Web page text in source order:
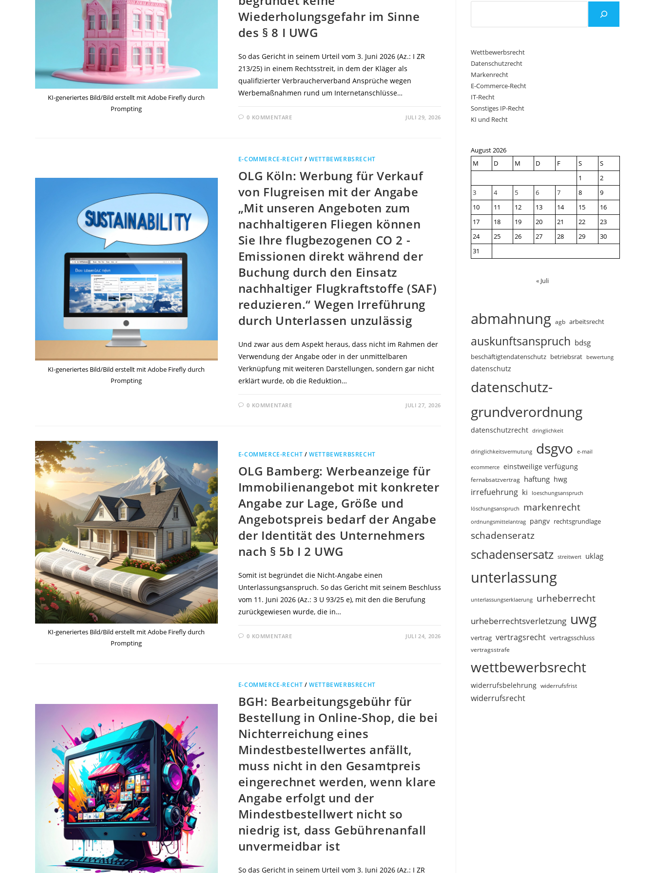
KI-generiertes Bild/Bild erstellt mit Adobe Firefly durch
Prompting
Wiederholungsgefahr im Sinne
des § 8 I UWG
So das Gericht in seinem Urteil vom 3. Juni 2026 (Az.: I ZR
213/25) in einem Rechtsstreit, in dem der Kläger als
qualifizierter Verbraucherverband Ansprüche wegen
Werbemaßnahmen rund um Internetanschlüsse…
0 KOMMENTARE JULI 29, 2026
KI-generiertes Bild/Bild erstellt mit Adobe Firefly durch
Prompting
E-COMMERCE-RECHT /WETTBEWERBSRECHT
OLG Köln: Werbung für Verkauf
von Flugreisen mit der Angabe
„Mit unseren Angeboten zum
nachhaltigeren Fliegen können
Sie Ihre flugbezogenen CO 2 -
Emissionen direkt während der
Buchung durch den Einsatz
nachhaltiger Flugkraftstoffe (SAF)
reduzieren.“ Wegen Irreführung
durch Unterlassen unzulässig
Und zwar aus dem Aspekt heraus, dass nicht im Rahmen der
Verwendung der Angabe oder in der unmittelbaren
Verknüpfung mit weiteren Darstellungen, sondern gar nicht
erklärt wurde, ob die Reduktion…
0 KOMMENTARE JULI 27, 2026
KI-generiertes Bild/Bild erstellt mit Adobe Firefly durch
Prompting
E-COMMERCE-RECHT /WETTBEWERBSRECHT
OLG Bamberg: Werbeanzeige für
Immobilienangebot mit konkreter
Angabe zur Lage, Größe und
Angebotspreis bedarf der Angabe
der Identität des Unternehmers
nach § 5b I 2 UWG
Somit ist begründet die Nicht-Angabe einen
Unterlassungsanspruch. So das Gericht mit seinem Beschluss
vom 11. Juni 2026 (Az.: 3 U 93/25 e), mit den die Berufung
zurückgewiesen wurde, die in…
0 KOMMENTARE JULI 24, 2026
E-COMMERCE-RECHT /WETTBEWERBSRECHT
BGH: Bearbeitungsgebühr für
Bestellung in Online-Shop, die bei
Nichterreichung eines
Mindestbestellwertes anfällt,
muss nicht in den Gesamtpreis
eingerechnet werden, wenn klare
Angabe erfolgt und der
Mindestbestellwert nicht so
niedrig ist, dass Gebührenanfall
unvermeidbar ist
So das Gericht in seinem Urteil vom 3. Juni 2026 (Az.: I ZR
Wettbewerbsrecht
Datenschutzrecht
Markenrecht
E-Commerce-Recht
IT-Recht
Sonstiges IP-Recht
KI und Recht
August 2026
M
D M D F S
S
1
2
3
4 5 6 7 8
9
10
11 12 13 14 15
16
17
18 19 20 21 22
23
24
25 26 27 28 29
30
31
« Juli
abmahnung agb arbeitsrecht
auskunftsanspruch bdsg
beschäftigtendatenschutz betriebsrat bewertung
datenschutz
datenschutz-
grundverordnung
datenschutzrecht dringlichkeit
dringlichkeitsvermutung dsgvo e-mail
ecommerce einstweilige verfügung
fernabsatzvertrag haftung hwg
irrefuehrung ki loeschungsanspruch
löschungsanspruch markenrecht
ordnungsmittelantrag pangv rechtsgrundlage
schadenseratz
schadensersatz streitwert uklag
unterlassung
unterlassungserklaerung urheberrecht
urheberrechtsverletzung uwg
vertrag vertragsrecht vertragsschluss
vertragsstrafe
wettbewerbsrecht
widerrufsbelehrung widerrufsfrist
widerrufsrecht